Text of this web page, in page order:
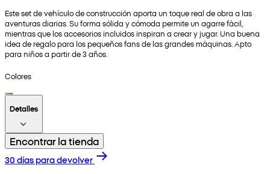
Este set de vehículo de construcción aporta un toque real de obra a las
aventuras diarias. Su forma sólida y cómoda permite un agarre fácil,
mientras que los accesorios incluidos inspiran a crear y jugar. Una buena
idea de regalo para los pequeños fans de las grandes máquinas. Apto
para niños a partir de 3 años.
Colores
Detalles
Encontrar la tienda
30 días para devolver